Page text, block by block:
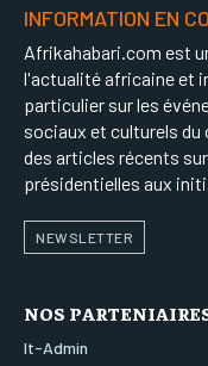
INFORMATION EN
Afrikahabari.com est
l'actualité africaine et
particulier sur les
sociaux et culturels
des articles récents
présidentielles aux
NEWSLETTER
NOS
It-Admin